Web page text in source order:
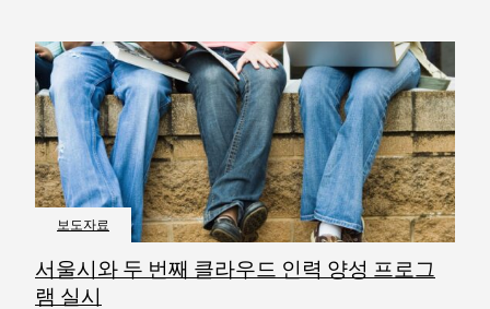
보도자료
서울시와 두 번째 클라우드 인력 양성 프로그
램 실시